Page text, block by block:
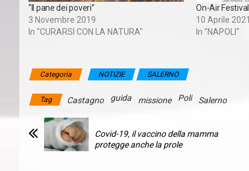
“Il pane dei poveri”
3 Novembre 2019
In "CURARSI CON LA NATURA"
On-Air
10 Aprile 2021
In "NAPOLI"
Categoria NOTIZIE SALERNO
Tag Castagno guida missione Poli Salerno
Covid-19, il vaccino della mamma
protegge anche la prole